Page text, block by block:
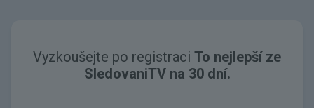
Vyzkoušejte po registraci To nejlepší ze
SledovaniTV na 30 dní.